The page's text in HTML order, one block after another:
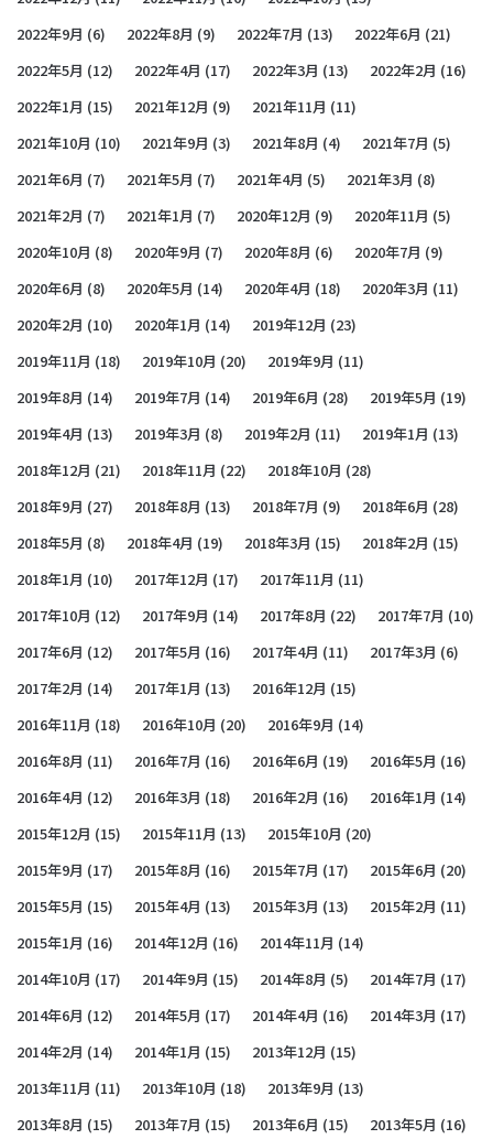
2022年9月 (6) 2022年8月 (9) 2022年7月 (13) 2022年6月 (21)
2022年5月 (12) 2022年4月 (17) 2022年3月 (13) 2022年2月 (16)
2022年1月 (15) 2021年12月 (9) 2021年11月 (11)
2021年10月 (10) 2021年9月 (3) 2021年8月 (4) 2021年7月 (5)
2021年6月 (7) 2021年5月 (7) 2021年4月 (5) 2021年3月 (8)
2021年2月 (7) 2021年1月 (7) 2020年12月 (9) 2020年11月 (5)
2020年10月 (8) 2020年9月 (7) 2020年8月 (6) 2020年7月 (9)
2020年6月 (8) 2020年5月 (14) 2020年4月 (18) 2020年3月 (11)
2020年2月 (10) 2020年1月 (14) 2019年12月 (23)
2019年11月 (18) 2019年10月 (20) 2019年9月 (11)
2019年8月 (14) 2019年7月 (14) 2019年6月 (28) 2019年5月 (19)
2019年4月 (13) 2019年3月 (8) 2019年2月 (11) 2019年1月 (13)
2018年12月 (21) 2018年11月 (22) 2018年10月 (28)
2018年9月 (27) 2018年8月 (13) 2018年7月 (9) 2018年6月 (28)
2018年5月 (8) 2018年4月 (19) 2018年3月 (15) 2018年2月 (15)
2018年1月 (10) 2017年12月 (17) 2017年11月 (11)
2017年10月 (12) 2017年9月 (14) 2017年8月 (22) 2017年7月 (10)
2017年6月 (12) 2017年5月 (16) 2017年4月 (11) 2017年3月 (6)
2017年2月 (14) 2017年1月 (13) 2016年12月 (15)
2016年11月 (18) 2016年10月 (20) 2016年9月 (14)
2016年8月 (11) 2016年7月 (16) 2016年6月 (19) 2016年5月 (16)
2016年4月 (12) 2016年3月 (18) 2016年2月 (16) 2016年1月 (14)
2015年12月 (15) 2015年11月 (13) 2015年10月 (20)
2015年9月 (17) 2015年8月 (16) 2015年7月 (17) 2015年6月 (20)
2015年5月 (15) 2015年4月 (13) 2015年3月 (13) 2015年2月 (11)
2015年1月 (16) 2014年12月 (16) 2014年11月 (14)
2014年10月 (17) 2014年9月 (15) 2014年8月 (5) 2014年7月 (17)
2014年6月 (12) 2014年5月 (17) 2014年4月 (16) 2014年3月 (17)
2014年2月 (14) 2014年1月 (15) 2013年12月 (15)
2013年11月 (11) 2013年10月 (18) 2013年9月 (13)
2013年8月 (15) 2013年7月 (15) 2013年6月 (15) 2013年5月 (16)